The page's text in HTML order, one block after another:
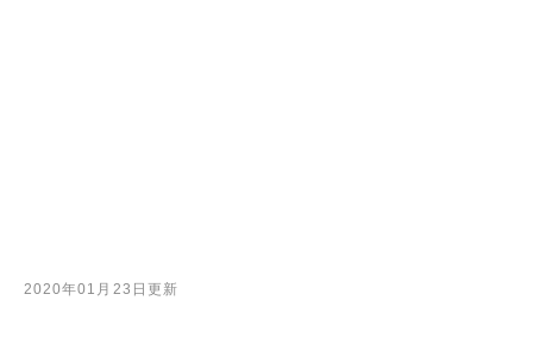
2020年01月23日更新